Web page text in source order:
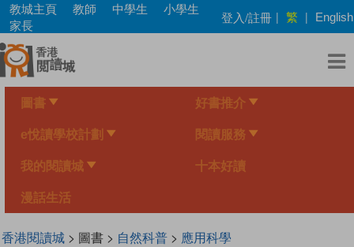
Skip
main
content
教城主頁 教師 中學生
小學生
家長
登入/註冊 | 繁 | English
圖書 好書推介
e悅讀學校計劃 閱讀服務
我的閱讀城 十本好讀
漫話生活
香港閱讀城> 圖書 > 自然科普> 應用科學